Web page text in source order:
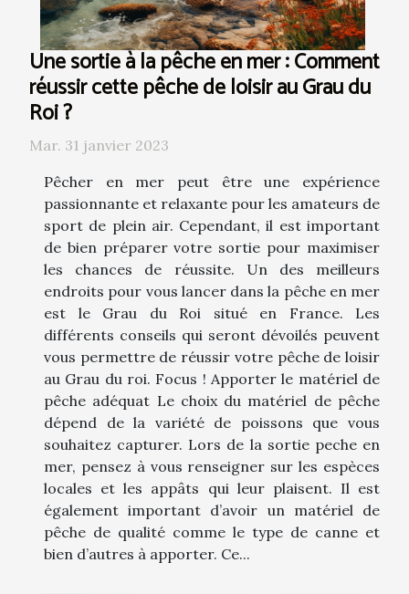
Une sortie à la pêche en mer : Comment
réussir cette pêche de loisir au Grau du
Roi ?
Mar. 31 janvier 2023
Pêcher en mer peut être une expérience
passionnante et relaxante pour les amateurs de
sport de plein air. Cependant, il est important
de bien préparer votre sortie pour maximiser
les chances de réussite. Un des meilleurs
endroits pour vous lancer dans la pêche en mer
est le Grau du Roi situé en France. Les
différents conseils qui seront dévoilés peuvent
vous permettre de réussir votre pêche de loisir
au Grau du roi. Focus ! Apporter le matériel de
pêche adéquat Le choix du matériel de pêche
dépend de la variété de poissons que vous
souhaitez capturer. Lors de la sortie peche en
mer, pensez à vous renseigner sur les espèces
locales et les appâts qui leur plaisent. Il est
également important d’avoir un matériel de
pêche de qualité comme le type de canne et
bien d’autres à apporter. Ce...